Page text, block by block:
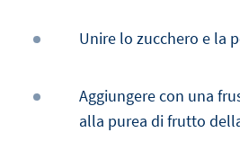
Unire lo zucchero e la
Aggiungere con una
alla purea di frutto